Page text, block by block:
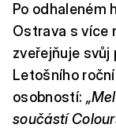
Po odhaleném
Ostrava s více
zveřejňuje
Letošního
osobností:
součástí